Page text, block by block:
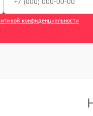
конфиденциальности